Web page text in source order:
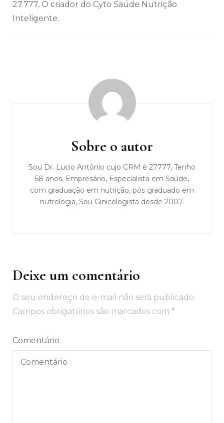
27.777, O criador do Cyto Saúde Nutrição
Inteligente.
Sobre o autor
Sou Dr. Lucio Antônio cujo CRM é 27777, Tenho
58 anos, Empresário, Especialista em Saúde,
com graduação em nutrição, pós graduado em
nutrologia, Sou Ginicologista desde 2007.
Deixe um comentário
O seu endereço de e-mail não será publicado.
Campos obrigatórios são marcados com *
Comentário